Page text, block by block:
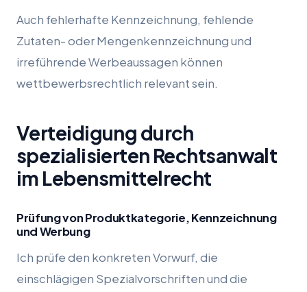
Auch fehlerhafte Kennzeichnung, fehlende
Zutaten- oder Mengenkennzeichnung und
irreführende Werbeaussagen können
wettbewerbsrechtlich relevant sein.
Verteidigung durch
spezialisierten Rechtsanwalt
im Lebensmittelrecht
Prüfung von Produktkategorie, Kennzeichnung
und Werbung
Ich prüfe den konkreten Vorwurf, die
einschlägigen Spezialvorschriften und die